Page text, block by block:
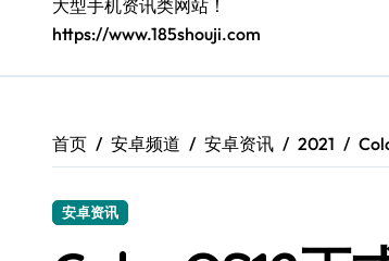
Galaxy S24+登场，解锁手机
S26+颜值暴增！三星机皇美
三星Galaxy S26解锁个性美
大型手机资讯类网站！
https://www.185shouji.com
首页 安卓频道 安卓资讯 2021
安卓资讯